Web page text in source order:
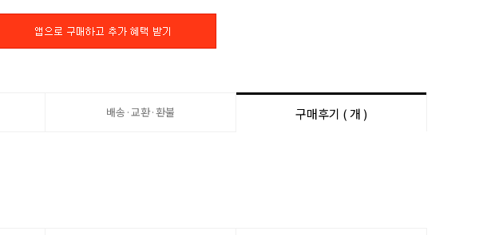
배송·교환·환불 구매후기 ( 개 )